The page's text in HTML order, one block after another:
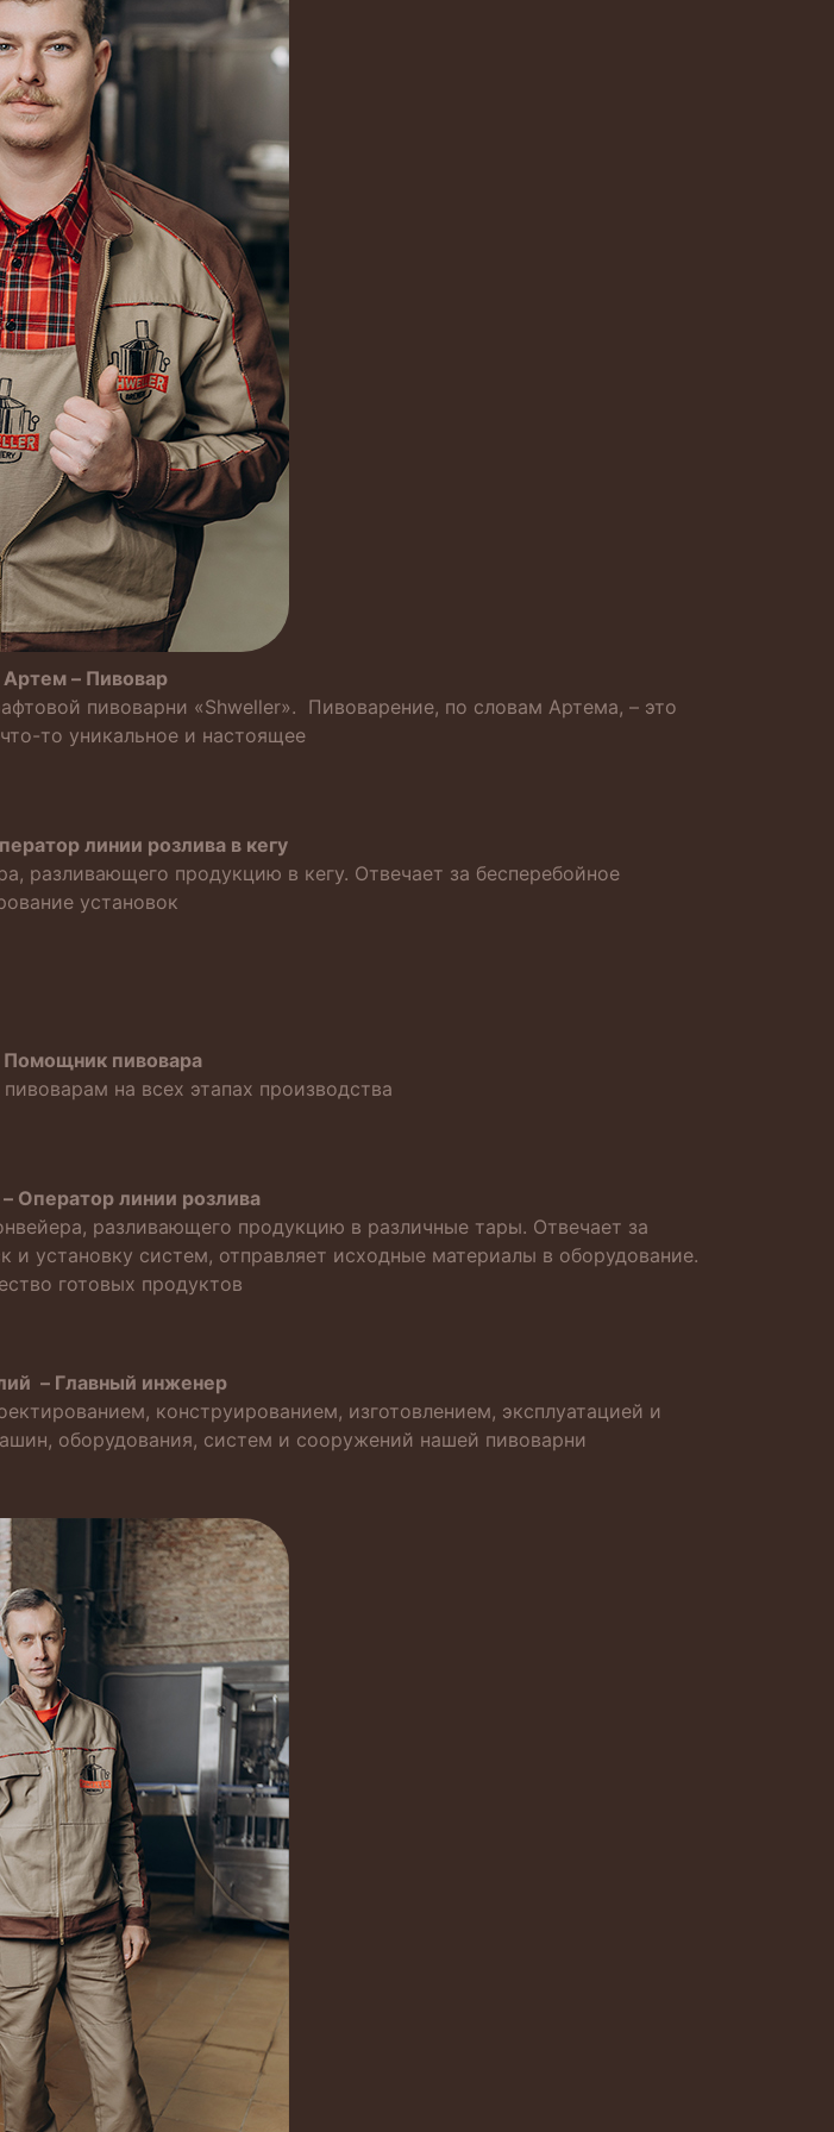
– Пивовар
пивоварни «Shweller». Пивоварение, по словам Артема, – это
то уникальное и настоящее
линии розлива в кегу
разливающего продукцию в кегу. Отвечает за бесперебойное
установок
пивовара
на всех этапах производства
Оператор линии розлива
разливающего продукцию в различные тары. Отвечает за
установку систем, отправляет исходные материалы в оборудование.
готовых продуктов
– Главный инженер
конструированием, изготовлением, эксплуатацией и
оборудования, систем и сооружений нашей пивоварни